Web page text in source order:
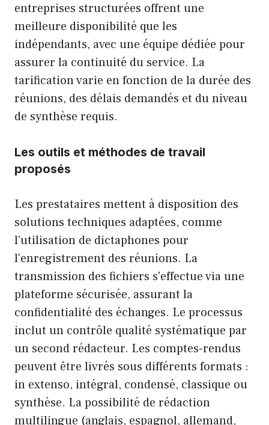
entreprises structurées offrent une
meilleure disponibilité que les
indépendants, avec une équipe dédiée pour
assurer la continuité du service. La
tarification varie en fonction de la durée des
réunions, des délais demandés et du niveau
de synthèse requis.
Les outils et méthodes de travail
proposés
Les prestataires mettent à disposition des
solutions techniques adaptées, comme
l'utilisation de dictaphones pour
l'enregistrement des réunions. La
transmission des fichiers s'effectue via une
plateforme sécurisée, assurant la
confidentialité des échanges. Le processus
inclut un contrôle qualité systématique par
un second rédacteur. Les comptes-rendus
peuvent être livrés sous différents formats :
in extenso, intégral, condensé, classique ou
synthèse. La possibilité de rédaction
multilingue (anglais, espagnol, allemand,